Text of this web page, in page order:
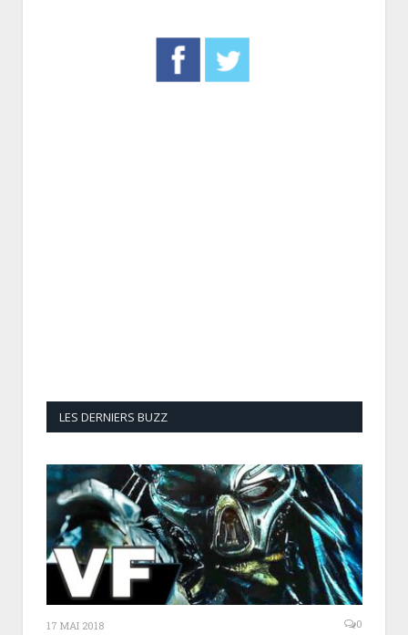
LES DERNIERS BUZZ
17 MAI 2018 0